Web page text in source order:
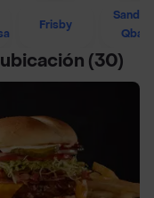
Frisby
(30)